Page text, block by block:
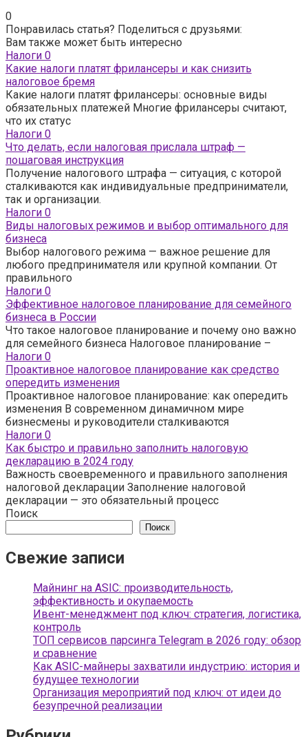
0
Понравилась статья? Поделиться с друзьями:
Вам также может быть интересно
Налоги 0
Какие налоги платят фрилансеры и как снизить
налоговое бремя
Какие налоги платят фрилансеры: основные виды
обязательных платежей Многие фрилансеры считают,
что их статус
Налоги 0
Что делать, если налоговая прислала штраф —
пошаговая инструкция
Получение налогового штрафа — ситуация, с которой
сталкиваются как индивидуальные предприниматели,
так и организации.
Налоги 0
Виды налоговых режимов и выбор оптимального для
бизнеса
Выбор налогового режима — важное решение для
любого предпринимателя или крупной компании. От
правильного
Налоги 0
Эффективное налоговое планирование для семейного
бизнеса в России
Что такое налоговое планирование и почему оно важно
для семейного бизнеса Налоговое планирование –
Налоги 0
Проактивное налоговое планирование как средство
опередить изменения
Проактивное налоговое планирование: как опередить
изменения В современном динамичном мире
бизнесмены и руководители сталкиваются
Налоги 0
Как быстро и правильно заполнить налоговую
декларацию в 2024 году
Важность своевременного и правильного заполнения
налоговой декларации Заполнение налоговой
декларации — это обязательный процесс
Поиск
Поиск
Свежие записи
Майнинг на ASIC: производительность,
эффективность и окупаемость
Ивент-менеджмент под ключ: стратегия, логистика,
контроль
ТОП сервисов парсинга Telegram в 2026 году: обзор
и сравнение
Как ASIC-майнеры захватили индустрию: история и
будущее технологии
Организация мероприятий под ключ: от идеи до
безупречной реализации